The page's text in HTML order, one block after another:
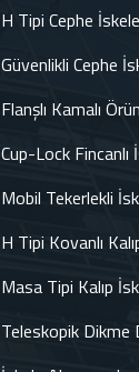
H Tipi Cephe
Güvenlikli Cephe
Flanşlı Kamalı
Cup-Lock Fincanlı
Mobil Tekerlekli
H Tipi Kovanlı
Masa Tipi Kalıp
Teleskopik Dikme